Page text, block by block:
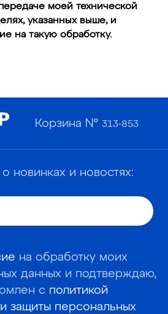
моей технической
указанных выше, и
на такую обработку.
Корзина №313-853
новинках и новостях:
на обработку моих
данных и подтверждаю,
с политикой
защиты персональных